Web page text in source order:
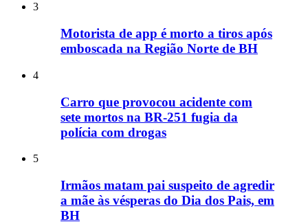
3
Motorista de app é morto a tiros após
emboscada na Região Norte de BH
4
Carro que provocou acidente com
sete mortos na BR-251 fugia da
polícia com drogas
5
Irmãos matam pai suspeito de agredir
a mãe às vésperas do Dia dos Pais, em
BH